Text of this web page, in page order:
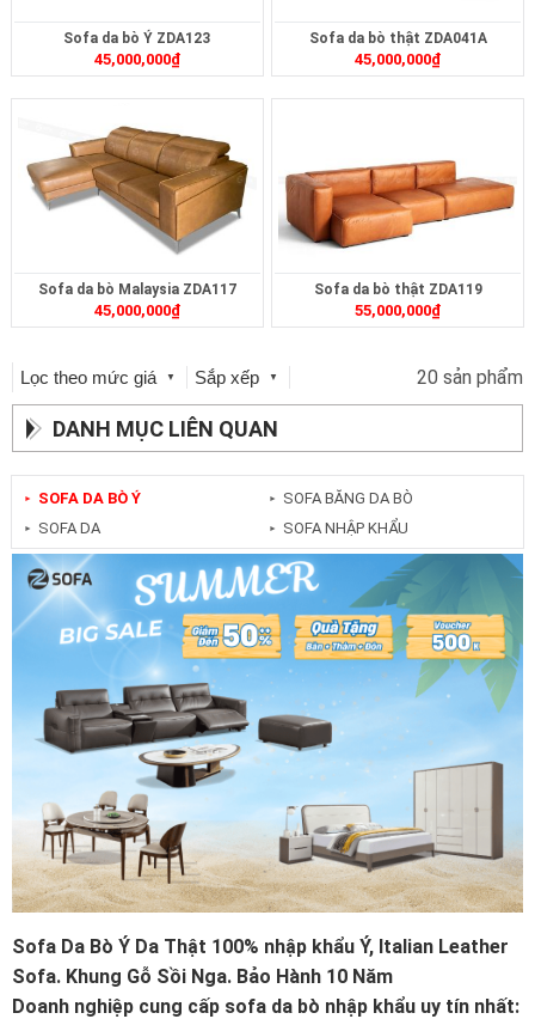
Sofa da bò Ý ZDA123
45,000,000₫
Sofa da bò thật ZDA041A
45,000,000₫
Sofa da bò Malaysia ZDA117
45,000,000₫
Sofa da bò thật ZDA119
55,000,000₫
Lọc theo mức giá ▼ Sắp xếp ▼ 20 sản phẩm
DANH MỤC LIÊN QUAN
► SOFA DA BÒ Ý
► SOFA DA
► SOFA BĂNG DA BÒ
► SOFA NHẬP KHẨU
Sofa Da Bò Ý Da Thật 100% nhập khẩu Ý, Italian Leather
Sofa. Khung Gỗ Sồi Nga. Bảo Hành 10 Năm
Doanh nghiệp cung cấp sofa da bò nhập khẩu uy tín nhất: